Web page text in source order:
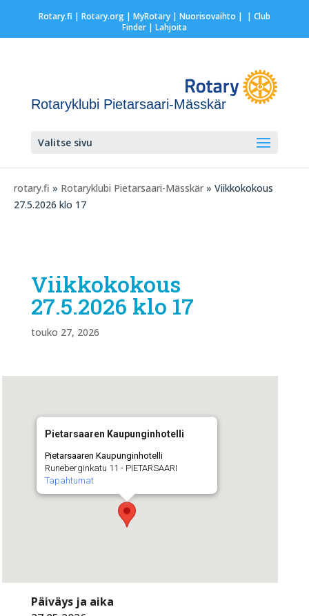
Rotary.fi | Rotary.org| MyRotary | Nuorisovaihto | | Club
Finder| Lahjoita
Rotaryklubi Pietarsaari-Mässkär
Valitse sivu
rotary.fi » Rotaryklubi Pietarsaari-Mässkär » Viikkokokous
27.5.2026 klo 17
Viikkokokous
27.5.2026 klo 17
touko 27, 2026
Pietarsaaren Kaupunginhotelli
Pietarsaaren Kaupunginhotelli
Runeberginkatu 11 - PIETARSAARI
Tapahtumat
Päiväys ja aika